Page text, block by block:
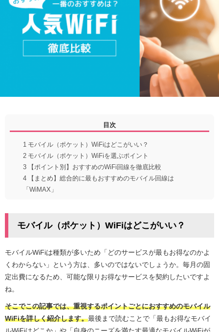
目次
1 モバイル（ポケット）WiFiはどこがいい？
2モバイル（ポケット）WiFiを選ぶポイント
3【ポイント別】おすすめのWiFi回線を徹底比較
4【まとめ】総合的に最もおすすめのモバイル回線は
「WiMAX」
モバイル（ポケット）WiFiはどこがいい？
モバイルWiFiは種類が多いため「どのサービスが最もお得なのかよ
くわからない」という方は、多いのではないでしょうか。毎月の固
定出費になるため、可能な限りお得なサービスを契約したいですよ
ね。
そこでこの記事では、重視するポイントごとにおすすめのモバイル
WiFiを詳しく紹介します。最後まで読むことで「最もお得なモバイ
ルWiFiはどこか」や「自身のニーズを満たす最適なモバイルWiFiが